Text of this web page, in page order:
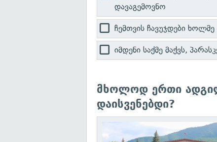
დავაგემოვნო
ჩემთვის ჩავუჯდები
იმდენი საქმე მაქვს,
მხოლოდ ერთი
დაისვენებდი?